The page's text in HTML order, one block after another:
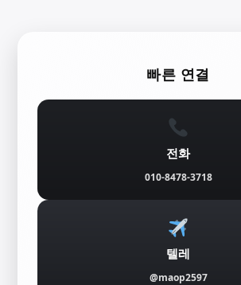
빠른 연결
전화
010-8478-3718
텔레
@maop2597